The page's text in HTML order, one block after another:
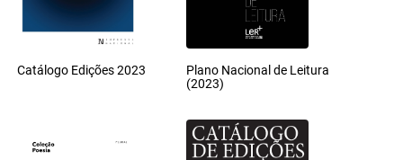
Catálogo Edições 2023
Plano Nacional de Leitura
(2023)